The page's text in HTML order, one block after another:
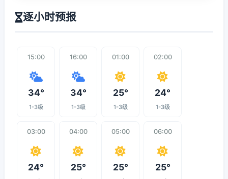
逐小时预报
15:00
34°
1-3级
16:00
34°
1-3级
01:00
25°
1-3级
02:00
24°
1-3级
03:00
24°
04:00
25°
05:00
25°
06:00
25°